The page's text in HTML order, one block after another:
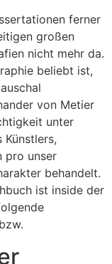
ferner
großen
nicht mehr da.
beliebt ist,
von Metier
unter
pro unser
behandelt.
ist inside der